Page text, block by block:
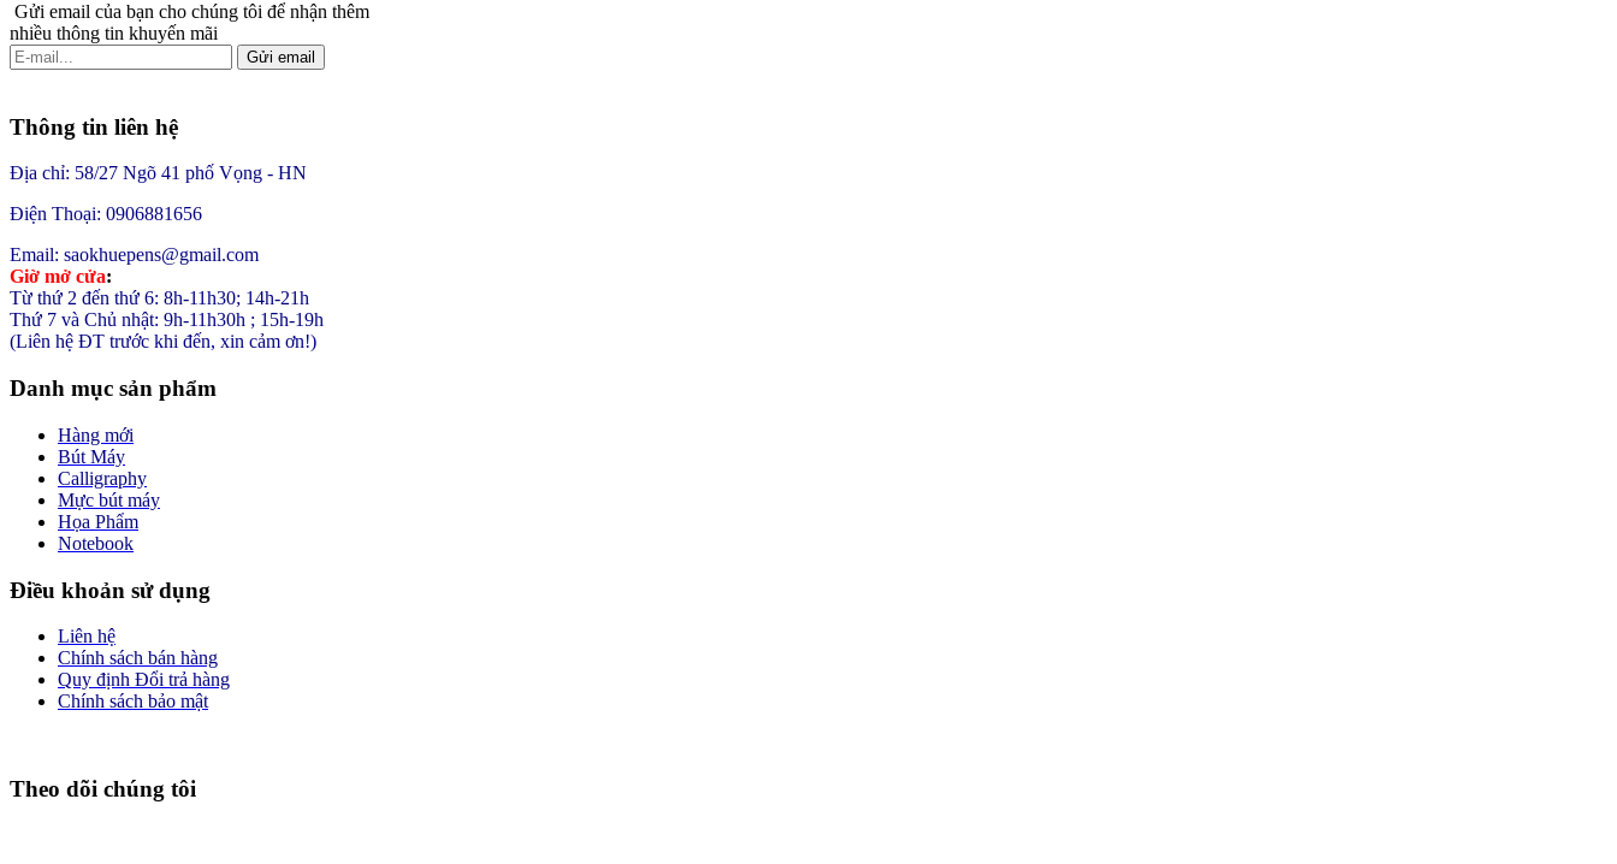
Gửi email của bạn cho chúng tôi để nhận thêm
nhiều thông tin khuyến mãi
Gửi email
Thông tin liên hệ
Địa chỉ: 58/27 Ngõ 41 phố Vọng - HN
Điện Thoại: 0906881656
Email: saokhuepens@gmail.com
Giờ mở cửa:
Từ thứ 2 đến thứ 6: 8h-11h30; 14h-21h
Thứ 7 và Chủ nhật: 9h-11h30h ; 15h-19h
(Liên hệ ĐT trước khi đến, xin cảm ơn!)
Danh mục sản phẩm
Hàng mới
Bút Máy
Calligraphy
Mực bút máy
Họa Phẩm
Notebook
Điều khoản sử dụng
Liên hệ
Chính sách bán hàng
Quy định Đổi trả hàng
Chính sách bảo mật
Theo dõi chúng tôi